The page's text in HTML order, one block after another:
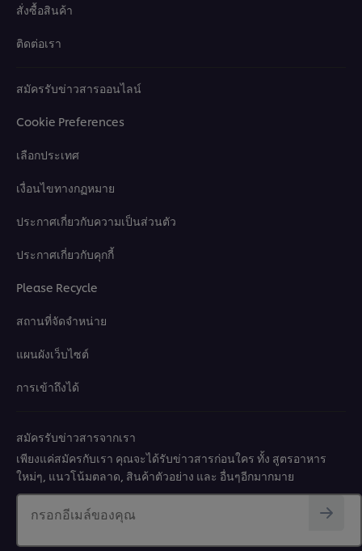
สั่งซื้อสินค้า
ติดต่อเรา
สมัครรับข่าวสารออนไลน์
Cookie Preferences
เลือกประเทศ
เงื่อนไขทางกฏหมาย
ประกาศเกี่ยวกับความเป็นส่วนตัว
ประกาศเกี่ยวกับคุกกี้
Please Recycle
สถานที่จัดจำหน่าย
แผนผังเว็บไซต์
การเข้าถึงได้
สมัครรับข่าวสารจากเรา
เพียงแค่สมัครกับเรา คุณจะได้รับข่าวสารก่อนใคร ทั้ง สูตรอาหาร
ใหม่ๆ, แนวโน้มตลาด, สินค้าตัวอย่าง และ อื่นๆอีกมากมาย
กรอกอีเมล์ของคุณ